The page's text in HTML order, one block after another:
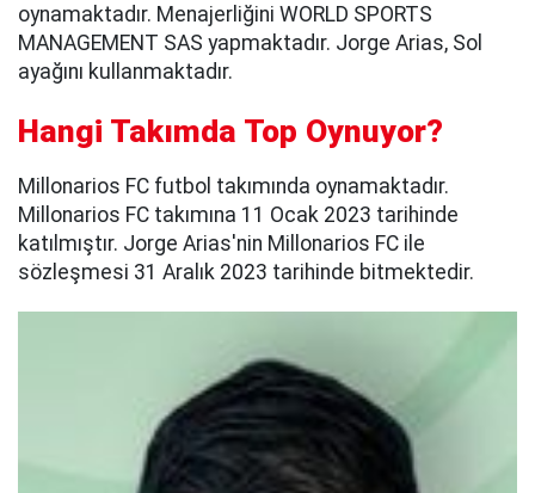
oynamaktadır. Menajerliğini WORLD SPORTS
MANAGEMENT SAS yapmaktadır. Jorge Arias, Sol
ayağını kullanmaktadır.
Hangi Takımda Top Oynuyor?
Millonarios FC futbol takımında oynamaktadır.
Millonarios FC takımına 11 Ocak 2023 tarihinde
katılmıştır. Jorge Arias'nin Millonarios FC ile
sözleşmesi 31 Aralık 2023 tarihinde bitmektedir.